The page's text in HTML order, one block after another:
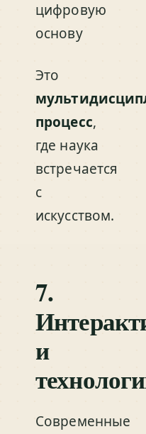
цифровую
основу
Это
процесс,
где наука
встречается
с
искусством.
7.
и
Современные